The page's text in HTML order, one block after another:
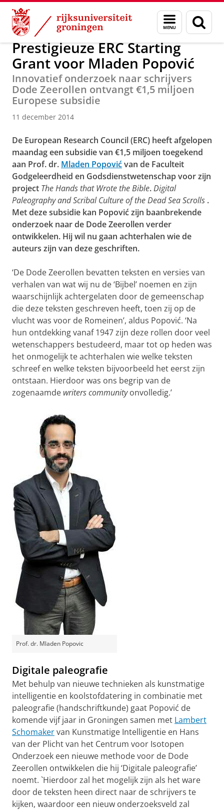
Skip
Content
Skip
Navigation
Menu
en
zoeken
Over ons Actueel Nieuws Nieuwsberichten
Prestigieuze ERC Starting
Grant voor Mladen Popović
Innovatief onderzoek naar schrijvers
Dode Zeerollen ontvangt €1,5 miljoen
Europese subsidie
11 december 2014
De European Research Council (ERC) heeft afgelopen
maandag een subsidie van €1,5 miljoen toegekend
aan Prof. dr. Mladen Popovićvan de Faculteit
Godgeleerdheid en Godsdienstwetenschap voor zijn
project The Hands that Wrote the Bible.Digital
Paleography and Scribal Culture of the Dead Sea Scrolls .
Met deze subsidie kan Popović zijn baanbrekende
onderzoek naar de Dode Zeerollen verder
ontwikkelen. Hij wil nu gaan achterhalen wie de
auteurs zijn van deze geschriften.
‘De Dode Zeerollen bevatten teksten en versies van
verhalen van wat wij nu de ‘Bijbel’ noemen en zijn
waarschijnlijk achtergelaten door de gemeenschap
die deze teksten geschreven heeft, toen zij op de
vlucht was voor de Romeinen’, aldus Popović. ‘Na
hun ontdekking vanaf 1947 zijn deze rollen door veel
wetenschappers bestudeerd, maar tot op heden was
het onmogelijk te achterhalen wie welke teksten
schreef en welke teksten bijvoorbeeld het eerst zijn
ontstaan. Hierdoor was ons begrip van de
zogenaamde writers communityonvolledig.’
Prof. dr. Mladen Popovic
Digitale paleografie
Met behulp van nieuwe technieken als kunstmatige
intelligentie en koolstofdatering in combinatie met
paleografie (handschriftkunde) gaat Popović de
komende vijf jaar in Groningen samen met Lambert
Schomakervan Kunstmatige Intelligentie en Hans
van der Plicht van het Centrum voor Isotopen
Onderzoek een nieuwe methode voor de Dode
Zeerollen ontwikkelen die hij ‘Digitale paleografie’
noemt. `Hierdoor zal het mogelijk zijn als het ware
door de teksten heen direct naar de schrijvers te
kijken, waardoor een nieuw onderzoeksveld zal